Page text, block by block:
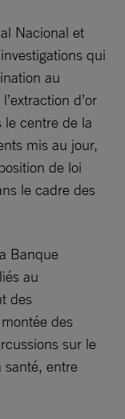
Nacional et
qui
au
d’or
le centre de la
mis au jour,
de loi
le cadre des
Banque
au
des
des
sur le
santé, entre